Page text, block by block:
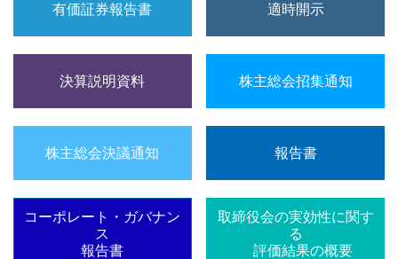
有価証券報告書 適時開示
決算説明資料 株主総会招集通知
株主総会決議通知 報告書
コーポレート・ガバナン
ス
報告書
取締役会の実効性に関す
る
評価結果の概要